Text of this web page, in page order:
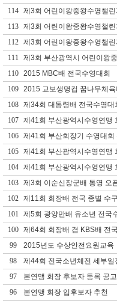
114
제3회 어린이왕중왕수영챌
113
제3회 어린이왕중왕수영챌
112
제3회 어린이왕중왕수영챌
111
제3회 부산광역시 어린이왕
110
2015 MBC배 전국수영대회
109
2015 교보생명컵 꿈나무체
108
제34회 대통령배 전국수영대
107
제41회 부산광역시수영연맹
106
제41회 부산회장기 수영대회
105
제41회 부산광역시수영연맹
104
제41회 부산광역시수영연맹
103
제3회 이순신장군배 통영 오
102
제11회 회장배 전국 종별 수
101
제5회 광양만배 유소년 전국
100
제64회 회장배 겸 KBS배 전
99
2015년도 수상안전요원교육
98
제44회 전국소년체전 세부일
97
본연맹 회장 후보자 등록 공고
96
본연맹 회장 입후보자 추천